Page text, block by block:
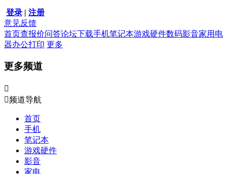
登录 | 注册
意见反馈
首页查报价问答论坛下载手机笔记本游戏硬件数码影音家用电
器办公打印 更多
更多频道

频道导航
首页
手机
笔记本
游戏硬件
影音
家电